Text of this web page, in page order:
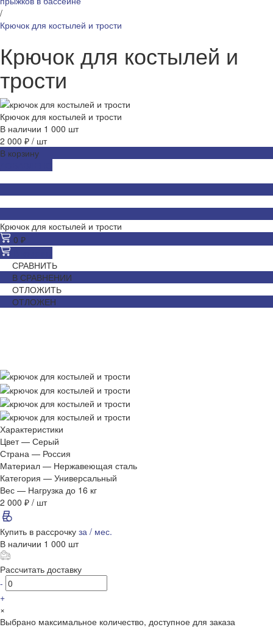
/
Крючок для костылей и трости
Крючок для костылей и
трости
Крючок для костылей и трости
В наличии 1 000 шт
2 000 ₽ / шт
В корзину
Крючок для костылей и трости
0 ₽
СРАВНИТЬ
В СРАВНЕНИИ
ОТЛОЖИТЬ
ОТЛОЖЕН
Характеристики
Цвет — Серый
Страна — Россия
Материал — Нержавеющая сталь
Категория — Универсальный
Вес — Нагрузка до 16 кг
2 000 ₽ / шт
Купить в рассрочку за / мес.
В наличии 1 000 шт
Рассчитать доставку
-
+
×
Выбрано максимальное количество, доступное для заказа